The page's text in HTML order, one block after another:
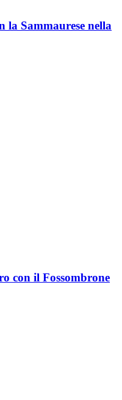
la Sammaurese nella
con il Fossombrone